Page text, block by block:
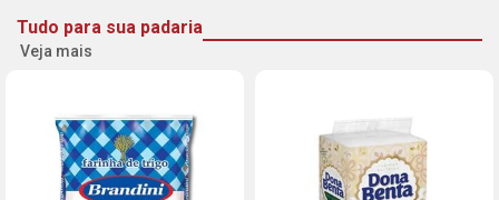
Tudo para sua padaria
Veja mais